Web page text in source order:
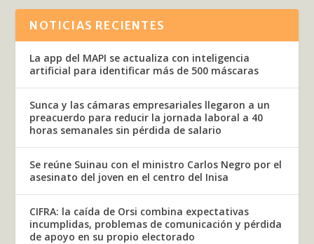
NOTICIAS RECIENTES
La app del MAPI se actualiza con inteligencia
artificial para identificar más de 500 máscaras
Sunca y las cámaras empresariales llegaron a un
preacuerdo para reducir la jornada laboral a 40
horas semanales sin pérdida de salario
Se reúne Suinau con el ministro Carlos Negro por el
asesinato del joven en el centro del Inisa
CIFRA: la caída de Orsi combina expectativas
incumplidas, problemas de comunicación y pérdida
de apoyo en su propio electorado